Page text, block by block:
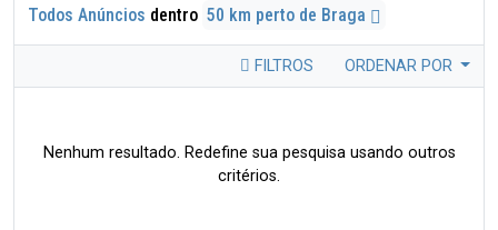
Todos Anúncios dentro 50 km perto de Braga
FILTROS ORDENAR POR
Nenhum resultado. Redefine sua pesquisa usando outros
critérios.